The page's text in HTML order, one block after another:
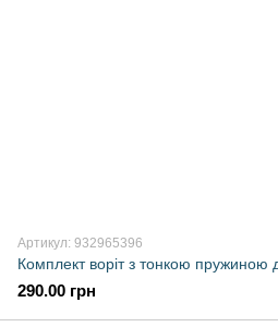
Артикул: 932965396
Комплект воріт з тонкою пружиною
290.00 грн